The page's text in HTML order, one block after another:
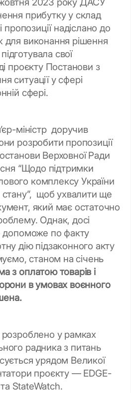
прибутку у склад
пропозиції надіслано до
виконання рішення
свої
проєкту Постанови з
ситуації у сфері
сфері.
міністр доручив
розробити пропозиції
Верховної Ради
“Щодо підтримки
комплексу України
щоб ухвалити ще
який має остаточно
Однак, досі
допоможе по факту
дію підзаконного акту
станом на січень
з оплатою товарів і
в умовах воєнного
розроблено у рамках
радника з питань
урядом Великої
проєкту — EDGE-
StateWatch.